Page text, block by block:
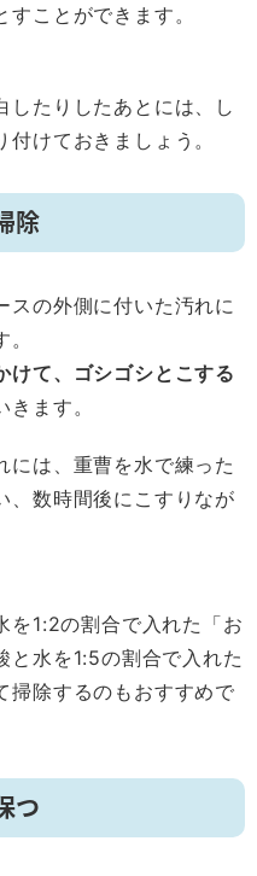
ことができます。
したりしたあとには、し
けておきましょう。
除
スの外側に付いた汚れに
けて、ゴシゴシとこする
ます。
には、重曹を水で練った
、数時間後にこすりなが
を1:2の割合で入れた「お
と水を1:5の割合で入れた
掃除するのもおすすめで
つ